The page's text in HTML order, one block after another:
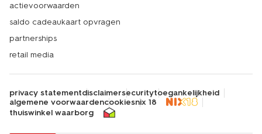
actievoorwaarden
saldo cadeaukaart opvragen
partnerships
retail media
privacy statementdisclaimersecuritytoegankelijkheid
algemene voorwaardencookiesnix 18
thuiswinkel waarborg